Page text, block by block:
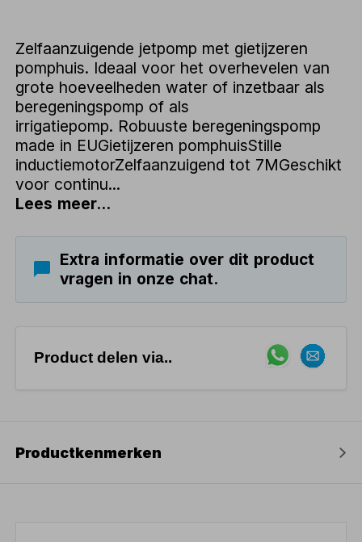
Zelfaanzuigende jetpomp met gietijzeren
pomphuis. Ideaal voor het overhevelen van
grote hoeveelheden water of inzetbaar als
beregeningspomp of als
irrigatiepomp. Robuuste beregeningspomp
made in EUGietijzeren pomphuisStille
inductiemotorZelfaanzuigend tot 7MGeschikt
voor continu...
Lees meer...
Extra informatie over dit product
vragen in onze chat.
Product delen via..
Productkenmerken